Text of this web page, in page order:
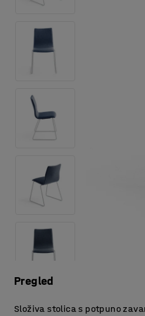
Pregled
Složiva stolica s potpuno